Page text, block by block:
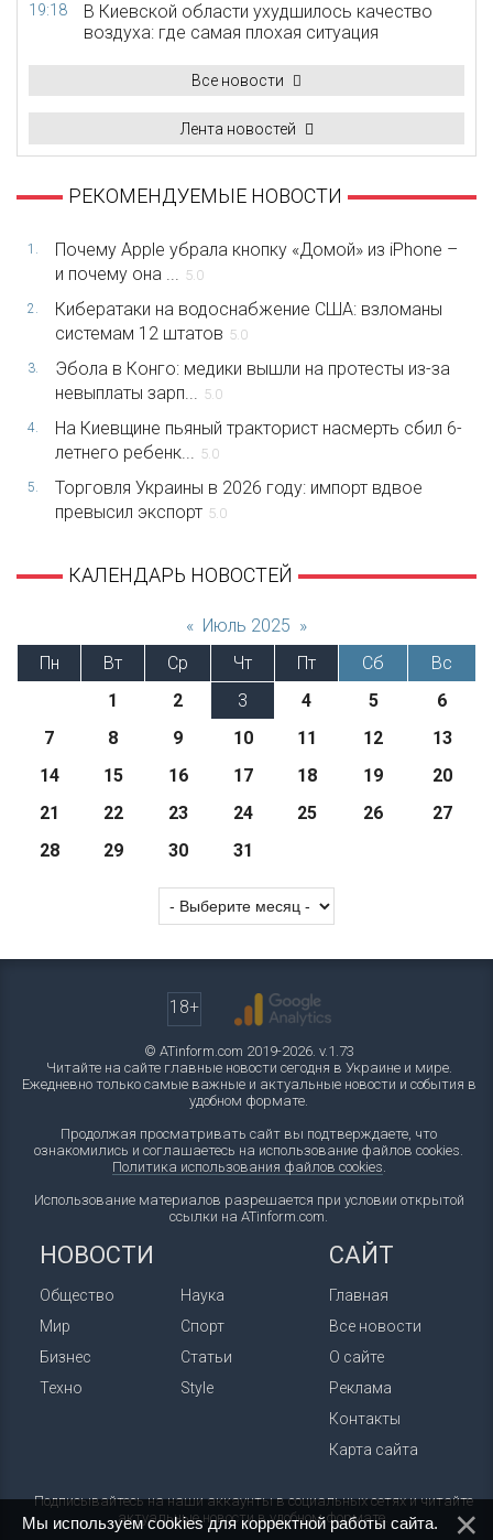
19:18
В Киевской области ухудшилось качество
воздуха: где самая плохая ситуация
Все новости
Лента новостей
РЕКОМЕНДУЕМЫЕ НОВОСТИ
1.
Почему Apple убрала кнопку «Домой» из iPhone –
и почему она ... 5.0
2.
Кибератаки на водоснабжение США: взломаны
системам 12 штатов 5.0
3.
Эбола в Конго: медики вышли на протесты из-за
невыплаты зарп... 5.0
4.
На Киевщине пьяный тракторист насмерть сбил 6-
летнего ребенк... 5.0
5.
Торговля Украины в 2026 году: импорт вдвое
превысил экспорт 5.0
КАЛЕНДАРЬ НОВОСТЕЙ
« Июль 2025 »
Пн
Вт Ср Чт Пт Сб
Вс
1
2 3 4 5
6
7
8 9 10 11 12
13
14
15 16 17 18 19
20
21
22 23 24 25 26
27
28
29 30 31
18+
© ATinform.com 2019-2026. v.1.73
Читайте на сайте главные новости сегодня в Украине и мире.
Ежедневно только самые важные и актуальные новости и события в
удобном формате.
Продолжая просматривать сайт вы подтверждаете, что
ознакомились и соглашаетесь на использование файлов cookies.
Политика использования файлов cookies.
Использование материалов разрешается при условии открытой
ссылки на ATinform.com.
НОВОСТИ
Общество
Мир
Бизнес
Техно
Наука
Спорт
Статьи
Style
САЙТ
Главная
Все новости
О сайте
Реклама
Контакты
Карта сайта
Подписывайтесь на наши аккаунты в социальных сетях и читайте
актуальные новости в удобном формате.
Мы используем cookies для корректной работы сайта.